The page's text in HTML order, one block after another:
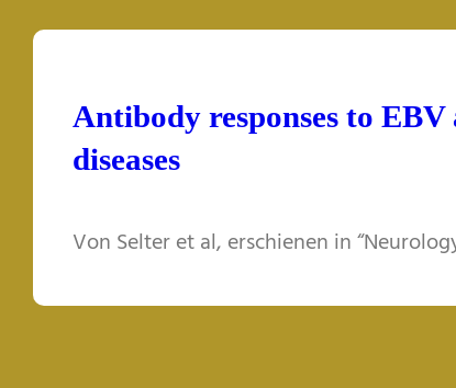
Antibody responses to
diseases
Von Selter et al, erschienen in